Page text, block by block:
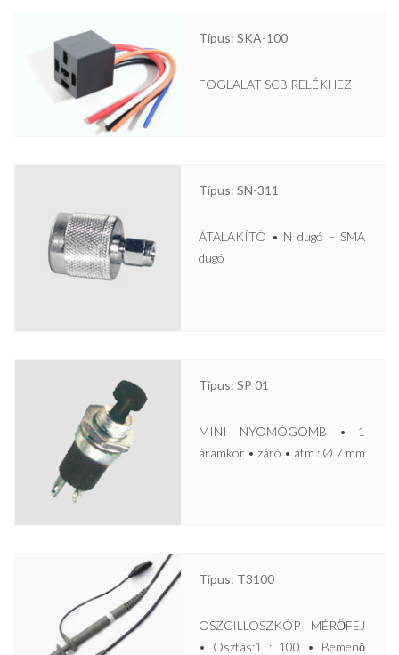
Típus: SKA-100
FOGLALAT SCB RELÉKHEZ
Típus: SN-311
ÁTALAKÍTÓ • N dugó – SMA
dugó
Típus: SP 01
MINI NYOMÓGOMB • 1
áramkör • záró • átm.: Ø 7 mm
Típus: T3100
OSZCILLOSZKÓP MÉRŐFEJ
• Osztás:1 : 100 • Bemenő